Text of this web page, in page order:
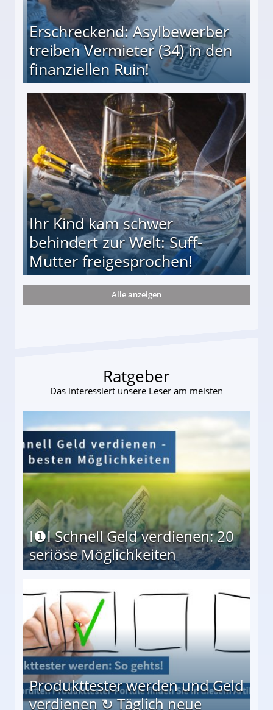
Erschreckend: Asylbewerber
treiben Vermieter (34) in den
finanziellen Ruin!
(34) in den finanziellen Ruin!
Ihr Kind kam schwer
behindert zur Welt: Suff-
Mutter freigesprochen!
Mutter freigesprochen!
Alle anzeigen
Ratgeber
Das interessiert unsere Leser am meisten
I❶I Schnell Geld verdienen: 20
seriöse Möglichkeiten
Produkttester werden und Geld
verdienen ↻ Täglich neue